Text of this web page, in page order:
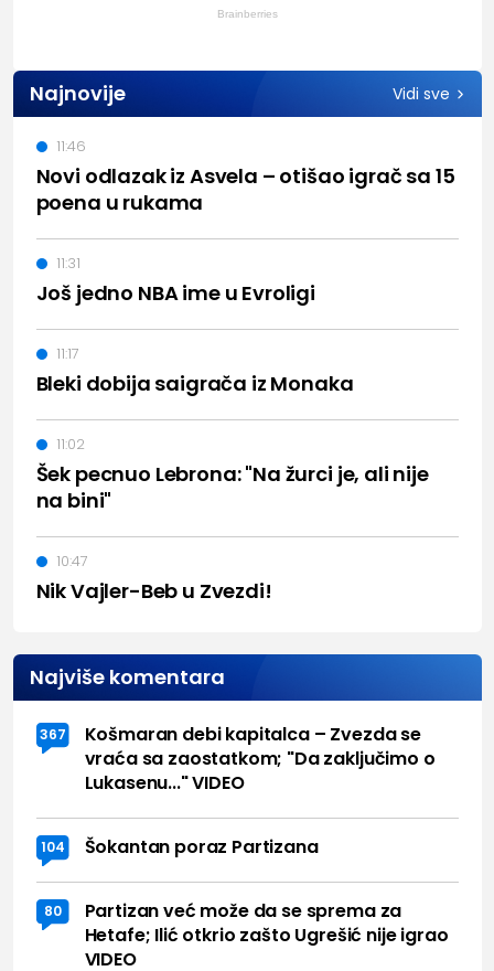
Brainberries
Najnovije Vidi sve
Novi odlazak iz Asvela – otišao igrač sa 15
poena u rukama
11:46
Još jedno NBA ime u Evroligi
11:31
Bleki dobija saigrača iz Monaka
11:17
Šek pecnuo Lebrona: "Na žurci je, ali nije
na bini"
11:02
Nik Vajler-Beb u Zvezdi!
10:47
Najviše komentara
367
Košmaran debi kapitalca – Zvezda se
vraća sa zaostatkom; "Da zaključimo o
Lukasenu..." VIDEO
104 Šokantan poraz Partizana
80
Partizan već može da se sprema za
Hetafe; Ilić otkrio zašto Ugrešić nije igrao
VIDEO